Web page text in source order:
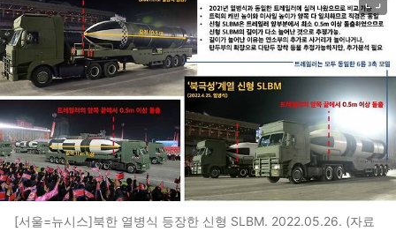
[서울=뉴시스]북한 열병식 등장한 신형 SLBM. 2022.05.26. (자료